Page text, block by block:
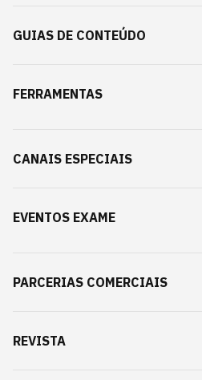
GUIAS DE CONTEÚDO
FERRAMENTAS
CANAIS ESPECIAIS
EVENTOS EXAME
PARCERIAS COMERCIAIS
REVISTA